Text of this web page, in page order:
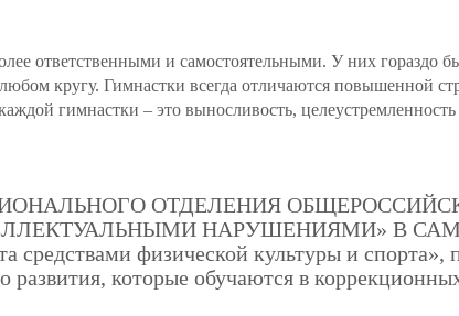
ответственными и самостоятельными. У них
кругу. Гимнастки всегда отличаются повышенной
гимнастки – это выносливость, целеустремленность
РЕГИОНАЛЬНОГО ОТДЕЛЕНИЯ
НАРУШЕНИЯМИ» В
средствами физической культуры и спорта»,
развития, которые обучаются в